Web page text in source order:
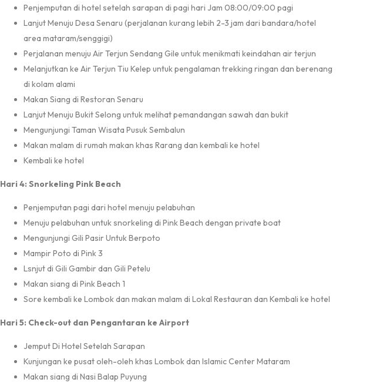
Penjemputan di hotel setelah sarapan di pagi hari Jam 08:00/09:00 pagi
Lanjut Menuju Desa Senaru (perjalanan kurang lebih 2-3 jam dari bandara/hotel
area mataram/senggigi)
Perjalanan menuju Air Terjun Sendang Gile untuk menikmati keindahan air terjun
Melanjutkan ke Air Terjun Tiu Kelep untuk pengalaman trekking ringan dan berenang
di kolam alami
Makan Siang di Restoran Senaru
Lanjut Menuju Bukit Selong untuk melihat pemandangan sawah dan bukit
Mengunjungi Taman Wisata Pusuk Sembalun
Makan malam di rumah makan khas Rarang dan kembali ke hotel
Kembali ke hotel
Hari 4: Snorkeling Pink Beach
Penjemputan pagi dari hotel menuju pelabuhan
Menuju pelabuhan untuk snorkeling di Pink Beach dengan private boat
Mengunjungi Gili Pasir Untuk Berpoto
Mampir Poto di Pink 3
Lsnjut di Gili Gambir dan Gili Petelu
Makan siang di Pink Beach 1
Sore kembali ke Lombok dan makan malam di Lokal Restauran dan Kembali ke hotel
Hari 5: Check-out dan Pengantaran ke Airport
Jemput Di Hotel Setelah Sarapan
Kunjungan ke pusat oleh-oleh khas Lombok dan Islamic Center Mataram
Makan siang di Nasi Balap Puyung